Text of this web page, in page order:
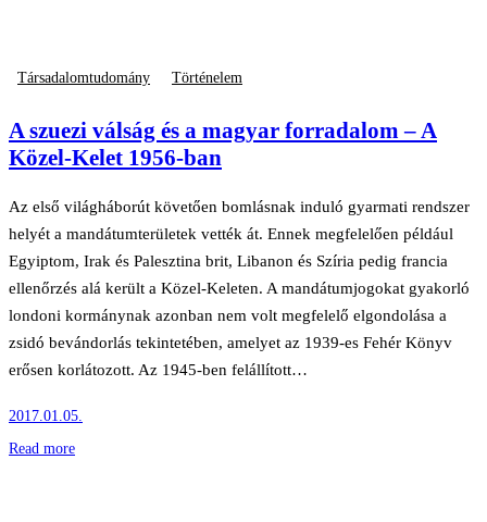
Társadalomtudomány Történelem
A szuezi válság és a magyar forradalom – A
Közel-Kelet 1956-ban
Az első világháborút követően bomlásnak induló gyarmati rendszer
helyét a mandátumterületek vették át. Ennek megfelelően például
Egyiptom, Irak és Palesztina brit, Libanon és Szíria pedig francia
ellenőrzés alá került a Közel-Keleten. A mandátumjogokat gyakorló
londoni kormánynak azonban nem volt megfelelő elgondolása a
zsidó bevándorlás tekintetében, amelyet az 1939-es Fehér Könyv
erősen korlátozott. Az 1945-ben felállított…
2017.01.05.
Read more